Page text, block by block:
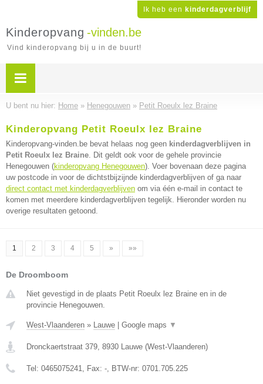
Ik heb een kinderdagverblijf
Kinderopvang -vinden.be
Vind kinderopvang bij u in de buurt!
U bent nu hier: Home » Henegouwen » Petit Roeulx lez Braine
Kinderopvang Petit Roeulx lez Braine
Kinderopvang-vinden.be bevat helaas nog geen kinderdagverblijven in
Petit Roeulx lez Braine. Dit geldt ook voor de gehele provincie
Henegouwen (kinderopvang Henegouwen). Voer bovenaan deze pagina
uw postcode in voor de dichtstbijzijnde kinderdagverblijven of ga naar
direct contact met kinderdagverblijven om via één e-mail in contact te
komen met meerdere kinderdagverblijven tegelijk. Hieronder worden nu
overige resultaten getoond.
1 2 3 4 5 » »»
De Droomboom
Niet gevestigd in de plaats Petit Roeulx lez Braine en in de
provincie Henegouwen.
West-Vlaanderen » Lauwe Google maps ▼
Dronckaertstraat 379, 8930 Lauwe (West-Vlaanderen)
Tel: 0465075241, Fax: -, BTW-nr: 0701.705.225